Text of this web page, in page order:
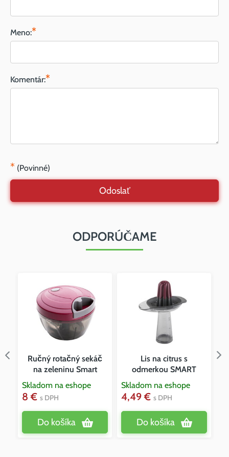
Meno:*
Komentár:*
* (Povinné)
Odoslať
ODPORÚČAME
Ručný rotačný sekáč
na zeleninu Smart
Skladom na eshope
8 € s DPH
Do košíka
Lis na citrus s
odmerkou SMART
Skladom na eshope
4,49 € s DPH
Do košíka